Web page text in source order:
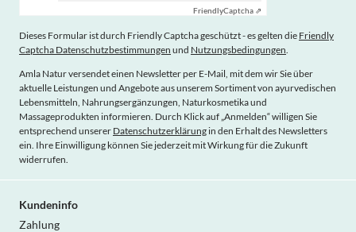
FriendlyCaptcha ⇗
Dieses Formular ist durch Friendly Captcha geschützt - es gelten die Friendly
Captcha Datenschutzbestimmungen und Nutzungsbedingungen
Amla Natur versendet einen Newsletter per E-Mail, mit dem wir Sie über
aktuelle Leistungen und Angebote aus unserem Sortiment von ayurvedischen
Lebensmitteln, Nahrungsergänzungen, Naturkosmetika und
Massageprodukten informieren. Durch Klick auf „Anmelden“ willigen Sie
entsprechend unserer Datenschutzerklärung in den Erhalt des Newsletters
ein. Ihre Einwilligung können Sie jederzeit mit Wirkung für die Zukunft
widerrufen.
Kundeninfo
Zahlung